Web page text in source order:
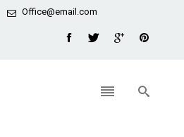
Office@email.com